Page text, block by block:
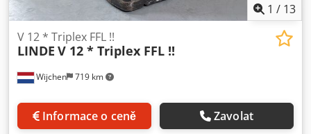
1 / 13
Wijchen 719 km
V 12 * Triplex FFL !!
LINDE V 12 * Triplex FFL !!
Informace o ceně Zavolat